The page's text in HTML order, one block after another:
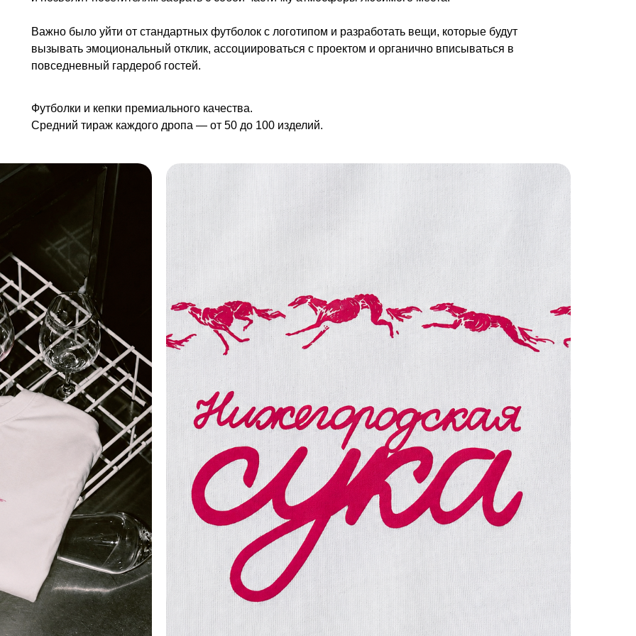
Важно было уйти от стандартных футболок с логотипом и разработать вещи, которые будут
вызывать эмоциональный отклик, ассоциироваться с проектом и органично вписываться в
повседневный гардероб гостей.
Футболки и кепки премиального качества.
Средний тираж каждого дропа — от 50 до 100 изделий.